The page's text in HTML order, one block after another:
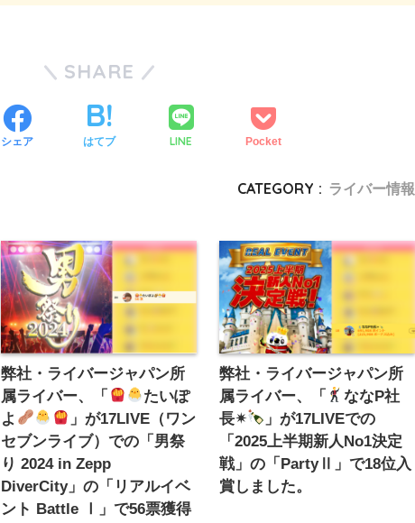
SHARE
シェア はてブ LINE Pocket
CATEGORY : ライバー情報
弊社・ライバージャパン所
属ライバー、「
たいぽ
よ
」が17LIVE（ワン
セブンライブ）での「男祭
り 2024 in Zepp
DiverCity」の「リアルイベ
ント Battle Ⅰ」で56票獲得
弊社・ライバージャパン所
属ライバー、「
ななP社
長✴︎
」が17LIVEでの
「2025上半期新人No1決定
戦」の「PartyⅡ」で18位入
賞しました。